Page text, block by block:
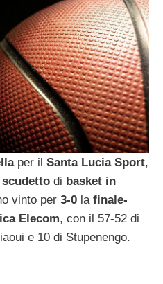
per il Santa Lucia Sport,
di basket in
vinto per 3-0 la finale-
Elecom, con il 57-52 di
e 10 di Stupenengo.